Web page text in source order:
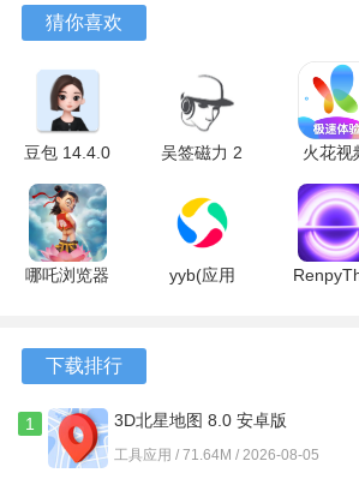
软件亮点
【字体识别功能】能够将手写字迅速转
用户进行创作。
【多种查询方式】支持汉字查询、拼音
【丰富的篆刻字体库】提供多种字体选
书、行书等，满足用户不同风格的需求。
【简洁易用的界面】界面设计清晰，操
软件功能
猜你喜欢
豆包 14.4.0
最新版
吴签磁力 2
火花视
1.20 最
版
哪吒浏览器
yyb(应用
下载排行
1 3D北星地图 8.0 安卓版
工具应用 / 71.64M / 2026-08-05